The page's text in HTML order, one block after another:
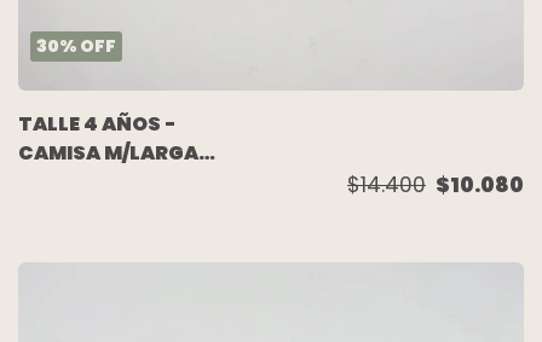
30% OFF
TALLE 4 AÑOS -
CAMISA M/LARGA
$14.400 $10.080